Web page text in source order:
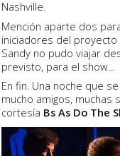
Nashville.
Mención aparte dos
iniciadores del proyecto
Sandy no pudo viajar
previsto, para el show...
En fin. Una noche que
mucho amigos, muchas
cortesía Bs As Do The